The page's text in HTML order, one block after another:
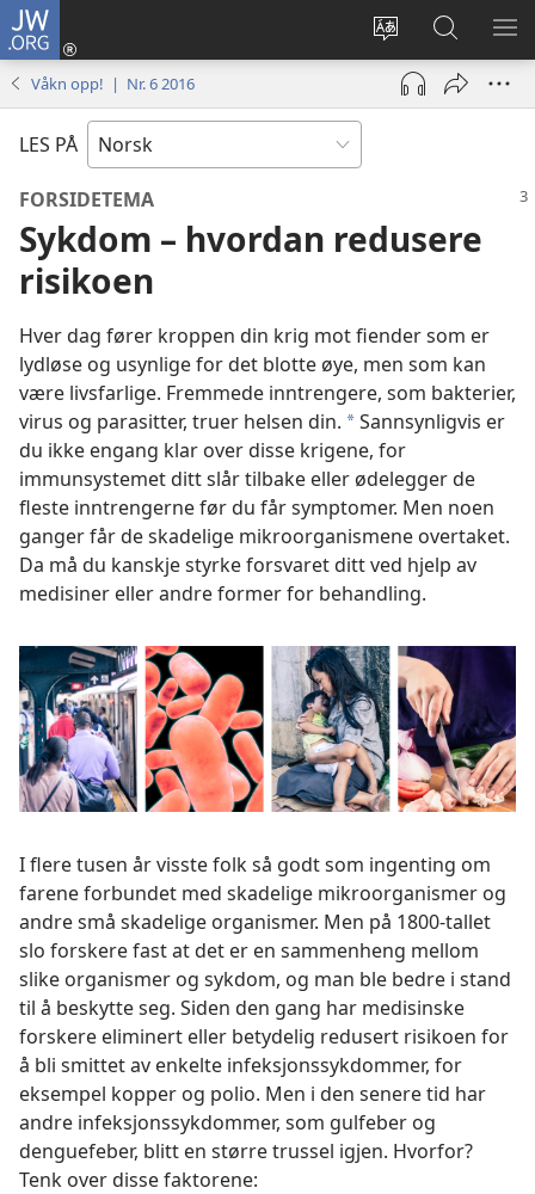
JW.ORG
Endre
språk
Logg
inn
(åpner
vindu)
Søk
på
JW.ORG
VIS
Våkn opp! | Nr. 6 2016
LES PÅ
FORSIDETEMA
Sykdom – hvordan redusere
risikoen
Hver dag fører kroppen din krig mot fiender som er
lydløse og usynlige for det blotte øye, men som kan
være livsfarlige. Fremmede inntrengere, som bakterier,
virus og parasitter, truer helsen din. aSannsynligvis er
du ikke engang klar over disse krigene, for
immunsystemet ditt slår tilbake eller ødelegger de
fleste inntrengerne før du får symptomer. Men noen
ganger får de skadelige mikroorganismene overtaket.
Da må du kanskje styrke forsvaret ditt ved hjelp av
medisiner eller andre former for behandling.
I flere tusen år visste folk så godt som ingenting om
farene forbundet med skadelige mikroorganismer og
andre små skadelige organismer. Men på 1800-tallet
slo forskere fast at det er en sammenheng mellom
slike organismer og sykdom, og man ble bedre i stand
til å beskytte seg. Siden den gang har medisinske
forskere eliminert eller betydelig redusert risikoen for
å bli smittet av enkelte infeksjonssykdommer, for
eksempel kopper og polio. Men i den senere tid har
andre infeksjonssykdommer, som gulfeber og
denguefeber, blitt en større trussel igjen. Hvorfor?
Tenk over disse faktorene: